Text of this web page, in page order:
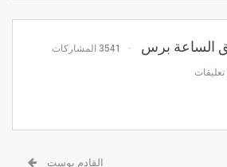
الساعة برس 3541 المشاركات
القادم بوست